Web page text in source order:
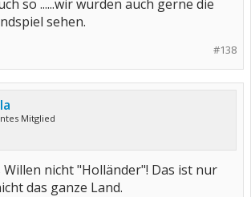
so ......wir würden auch gerne die
sehen.
#138
Mitglied
Willen nicht "Holländer"! Das ist nur
das ganze Land.